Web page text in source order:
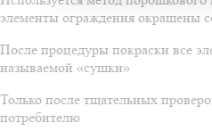
элементы ограждения окрашены
После процедуры покраски все
называемой «сушки»
Только после тщательных
потребителю